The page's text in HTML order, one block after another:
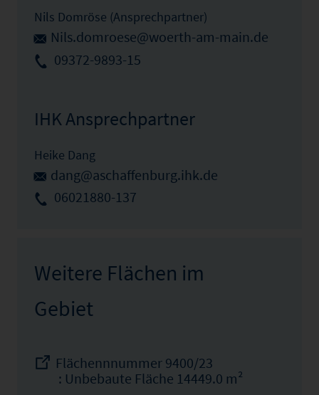
Nils Domröse (Ansprechpartner)
Nils.domroese@woerth-am-main.de
09372-9893-15
IHK Ansprechpartner
Heike Dang
dang@aschaffenburg.ihk.de
06021880-137
Weitere Flächen im
Gebiet
Flächennnummer 9400/23
: Unbebaute Fläche 14449.0 m²